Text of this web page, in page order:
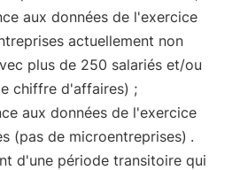
aux données de l'exercice
actuellement non
plus de 250 salariés et/ou
chiffre d'affaires) ;
aux données de l'exercice
(pas de microentreprises) .
d'une période transitoire qui